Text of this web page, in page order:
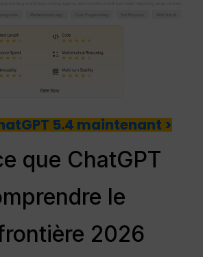
5.4 maintenant >
que ChatGPT
le
2026